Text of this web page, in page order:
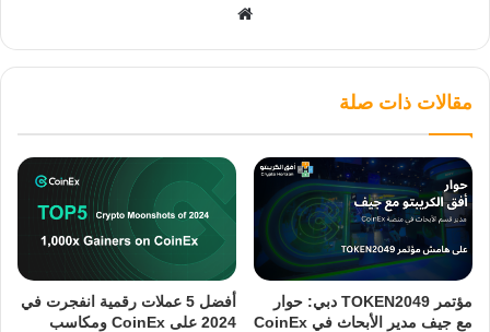
مقالات ذات صلة
مؤتمر TOKEN2049 دبي: حوار
مع جيف مدير الأبحاث في CoinEx
أفضل 5 عملات رقمية انفجرت في
2024 على CoinEx ومكاسب